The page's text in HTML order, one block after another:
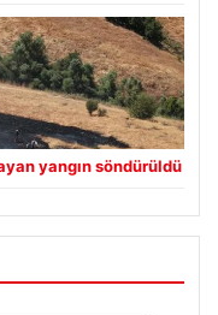
yangın söndürüldü